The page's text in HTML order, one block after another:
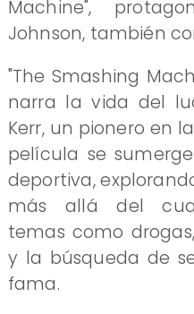
Machine",
Johnson, también
"The Smashing
narra la vida del
Kerr, un pionero en
película se
deportiva,
más allá del
temas como
y la búsqueda de
fama.